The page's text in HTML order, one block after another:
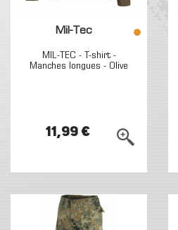
Mil-Tec
MIL-TEC - T-shirt -
Manches longues - Olive
11,99 €